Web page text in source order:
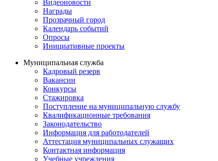
Видеоновости
Награды
Прозрачный город
Календарь событий
Опросы
Инициативные проекты
Муниципальная служба
Кадровый резерв
Вакансии
Конкурсы
Стажировка
Поступление на муниципальную службу
Квалификационные требования
Законодательство
Информация для работодателей
Аттестация муниципальных служащих
Контактная информация
Учебные учреждения